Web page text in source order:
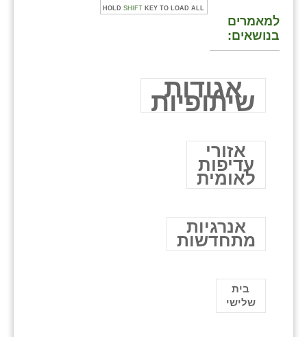
HOLD SHIFT KEY TO LOAD ALL
למאמרים
בנושאים:
אגודות
שיתופיות
אזורי
עדיפות
לאומית
אנרגיות
מתחדשות
בית
שלישי